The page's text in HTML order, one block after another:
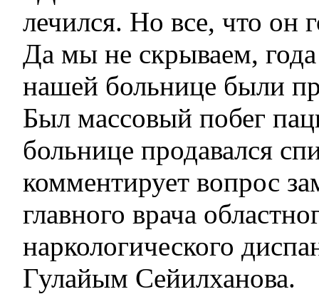
лечился. Но все, что он
Да мы не скрываем, года
нашей больнице были
Был массовый побег
больнице продавался
комментирует вопрос
главного врача
наркологического
Гулайым Сейилханова.